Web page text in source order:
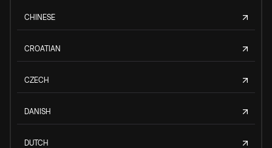
CHINESE
CROATIAN
CZECH
DANISH
DUTCH